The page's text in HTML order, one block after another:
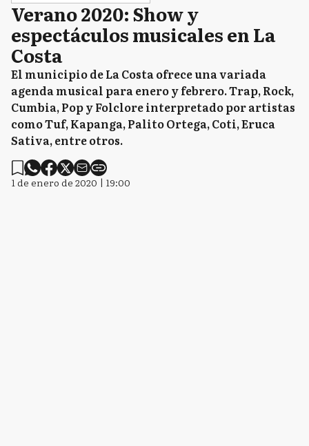
Verano 2020: Show y
espectáculos musicales en La
Costa
El municipio de La Costa ofrece una variada
agenda musical para enero y febrero. Trap, Rock,
Cumbia, Pop y Folclore interpretado por artistas
como Tuf, Kapanga, Palito Ortega, Coti, Eruca
Sativa, entre otros.
1 de enero de 2020 | 19:00